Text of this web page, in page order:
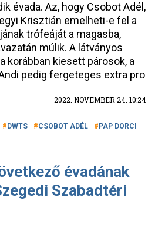
évada. Az, hogy Csobot Adél,
Krisztián emelheti-e fel a
trófeáját a magasba,
múlik. A látványos
korábban kiesett párosok, a
pedig fergeteges extra pro
2022. NOVEMBER 24. 10:24
DWTS CSOBOT ADÉL PAP DORCI
évadának
Szabadtéri